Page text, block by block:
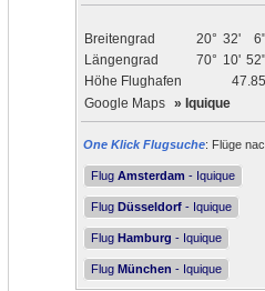
Breitengrad 20° 32' 6"
Längengrad
70° 10' 52"
Höhe Flughafen
47.85
Google Maps » Iquique
One Klick Flugsuche: Flüge
Flug Amsterdam - Iquique
Flug Düsseldorf - Iquique
Flug Hamburg - Iquique
Flug München - Iquique